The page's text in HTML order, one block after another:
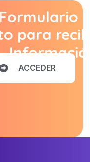
para
ACCEDER